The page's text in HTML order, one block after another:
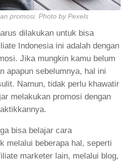
promosi. Photo by Pexels
dilakukan untuk bisa
Indonesia ini adalah dengan
Jika mungkin kamu belum
apapun sebelumnya, hal ini
Namun, tidak perlu khawatir
melakukan promosi dengan
bisa belajar cara
melalui beberapa hal, seperti
marketer lain, melalui blog,